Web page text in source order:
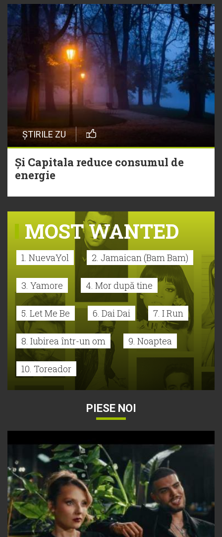
ȘTIRILE ZU
Și Capitala reduce consumul de
energie
MOST WANTED
1. NuevaYol 2. Jamaican (Bam Bam)
3. Yamore 4. Mor după tine
5. Let Me Be 6. Dai Dai 7. I Run
8. Iubirea într-un om 9. Noaptea
10. Toreador
PIESE NOI